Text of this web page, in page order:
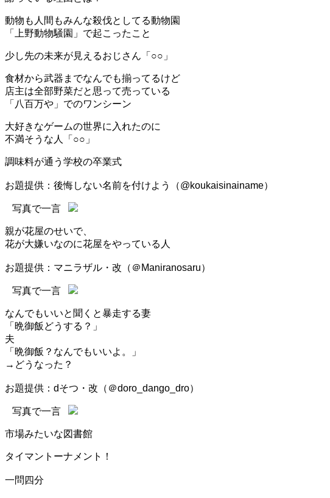
動物も人間もみんな殺伐としてる動物園
「上野動物騒園」で起こったこと
少し先の未来が見えるおじさん「○○」
食材から武器までなんでも揃ってるけど
店主は全部野菜だと思って売っている
「八百万や」でのワンシーン
大好きなゲームの世界に入れたのに
不満そうな人「○○」
調味料が通う学校の卒業式
お題提供：後悔しない名前を付けよう（@koukaisinainame）
写真で一言
親が花屋のせいで、
花が大嫌いなのに花屋をやっている人
お題提供：マニラザル・改（＠Maniranosaru）
写真で一言
なんでもいいと聞くと暴走する妻
「晩御飯どうする？」
夫
「晩御飯？なんでもいいよ。」
→どうなった？
お題提供：dそつ・改（＠doro_dango_dro）
写真で一言
市場みたいな図書館
タイマントーナメント！
一問四分